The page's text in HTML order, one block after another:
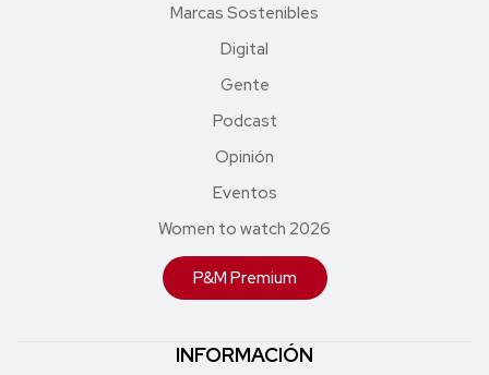
Marcas Sostenibles
Digital
Gente
Podcast
Opinión
Eventos
Women to watch 2026
P&M Premium
INFORMACIÓN